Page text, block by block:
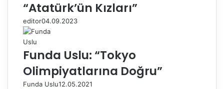
“Atatürk’ün Kızları”
editor04.09.2023
Funda Uslu: “Tokyo
Olimpiyatlarına Doğru”
Funda Uslu12.05.2021